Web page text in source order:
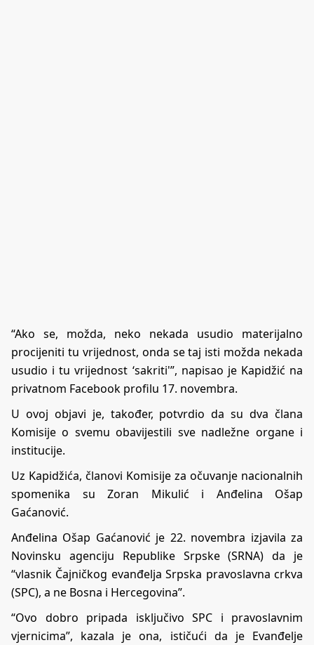
“Ako se, možda, neko nekada usudio materijalno
procijeniti tu vrijednost, onda se taj isti možda nekada
usudio i tu vrijednost ‘sakriti'”, napisao je Kapidžić na
privatnom Facebook profilu 17. novembra.
U ovoj objavi je, također, potvrdio da su dva člana
Komisije o svemu obavijestili sve nadležne organe i
institucije.
Uz Kapidžića, članovi Komisije za očuvanje nacionalnih
spomenika su Zoran Mikulić i Anđelina Ošap
Gaćanović.
Anđelina Ošap Gaćanović je 22. novembra izjavila za
Novinsku agenciju Republike Srpske (SRNA) da je
“vlasnik Čajničkog evanđelja Srpska pravoslavna crkva
(SPC), a ne Bosna i Hercegovina”.
“Ovo dobro pripada isključivo SPC i pravoslavnim
vjernicima”, kazala je ona, ističući da je Evanđelje